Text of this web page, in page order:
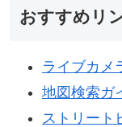
おすすめリ
ライブカメ
地図検索ガ
ストリート